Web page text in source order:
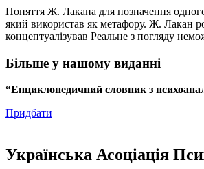
Поняття Ж. Лакана для позначення
який використав як метафору. Ж. Лакан
концептуалізував Реальне з погляду
Більше у нашому виданні
“Енциклопедичний словник з
Придбати
Українська Асоціація